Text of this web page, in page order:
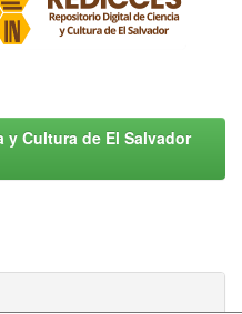
Cultura de El Salvador